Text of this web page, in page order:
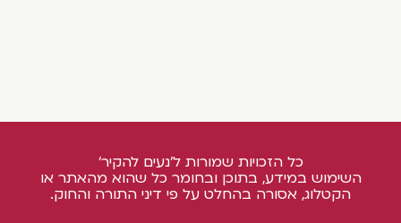
כל הזכויות שמורות ל'נעים להקיר'
השימוש במידע, בתוכן ובחומר כל שהוא מהאתר או
הקטלוג, אסורה בהחלט על פי דיני התורה והחוק.